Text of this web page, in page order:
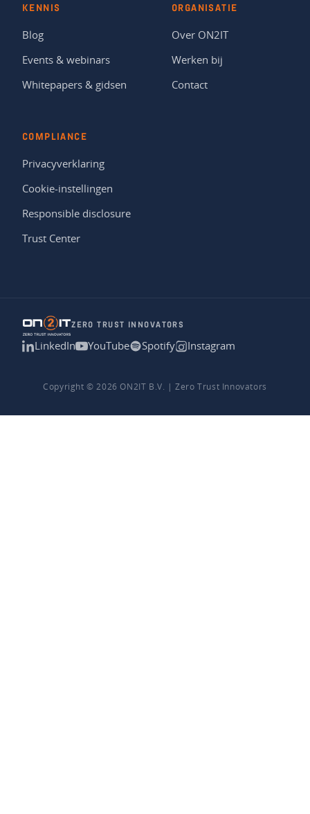
KENNIS
Blog
Events & webinars
Whitepapers & gidsen
ORGANISATIE
Over ON2IT
Werken bij
Contact
COMPLIANCE
Privacyverklaring
Cookie-instellingen
Responsible disclosure
Trust Center
ZERO TRUST INNOVATORS
LinkedIn YouTube Spotify Instagram
Copyright © 2026 ON2IT B.V. | Zero Trust Innovators